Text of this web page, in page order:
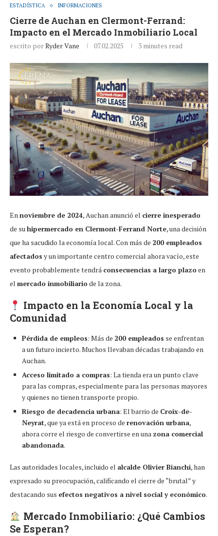
ESTADÍSTICA
INFORMACIONES
Cierre de Auchan en Clermont-Ferrand:
Impacto en el Mercado Inmobiliario Local
escrito porRyder Vane 07.02.2025 3 minutes read
Ennoviembre de 2024, Auchan anunció el cierre inesperado
de suhipermercado en Clermont-Ferrand Norte, una decisión
que ha sacudido la economía local. Con más de 200 empleados
afectados y un importante centro comercial ahora vacío, este
evento probablemente tendrá consecuencias a largo plazoen
el mercado inmobiliariode la zona.
Impacto en la Economía Local y la
Comunidad
Pérdida de empleos: Más de 200 empleados se enfrentan
a un futuro incierto. Muchos llevaban décadas trabajando en
Auchan.
Acceso limitado a compras: La tienda era un punto clave
para las compras, especialmente para las personas mayores
y quienes no tienen transporte propio.
Riesgo de decadencia urbana: El barrio de Croix-de-
Neyrat, que ya está en proceso de renovación urbana,
ahora corre el riesgo de convertirse en una zona comercial
abandonada.
Las autoridades locales, incluido el alcalde Olivier Bianchi, han
expresado su preocupación, calificando el cierre de “brutal” y
destacando sus efectos negativos a nivel social y económico.
Mercado Inmobiliario: ¿Qué Cambios
Se Esperan?